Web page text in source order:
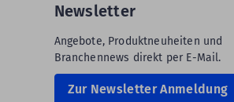
Newsletter
Angebote, Produktneuheiten und
Branchennews direkt per E-Mail.
Zur Newsletter Anmeldung